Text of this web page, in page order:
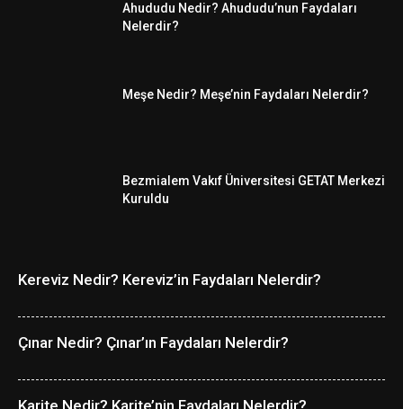
Ahududu Nedir? Ahududu’nun Faydaları
Nelerdir?
Meşe Nedir? Meşe’nin Faydaları Nelerdir?
Bezmialem Vakıf Üniversitesi GETAT Merkezi
Kuruldu
Kereviz Nedir? Kereviz’in Faydaları Nelerdir?
Çınar Nedir? Çınar’ın Faydaları Nelerdir?
Karite Nedir? Karite’nin Faydaları Nelerdir?